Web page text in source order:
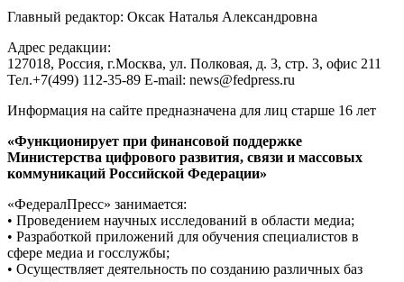
Главный редактор: Оксак Наталья Александровна
Адрес редакции:
127018, Россия, г.Москва, ул. Полковая, д. 3, стр. 3, офис 211
Тел.+7(499) 112-35-89 E-mail: news@fedpress.ru
Информация на сайте предназначена для лиц старше 16 лет
«Функционирует при финансовой поддержке
Министерства цифрового развития, связи и массовых
коммуникаций Российской Федерации»
«ФедералПресс» занимается:
• Проведением научных исследований в области медиа;
• Разработкой приложений для обучения специалистов в
сфере медиа и госслужбы;
• Осуществляет деятельность по созданию различных баз